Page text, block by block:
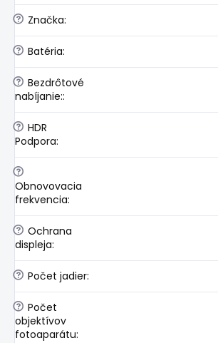
? Značka:
? Batéria:
? Bezdrôtové
nabíjanie::
? HDR
Podpora:
?
Obnovovacia
frekvencia:
? Ochrana
displeja:
? Počet jadier:
? Počet
objektívov
fotoaparátu: